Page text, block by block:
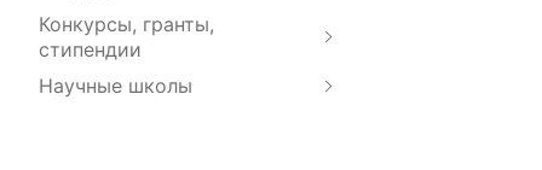
Конкурсы, гранты,
стипендии
Научные школы